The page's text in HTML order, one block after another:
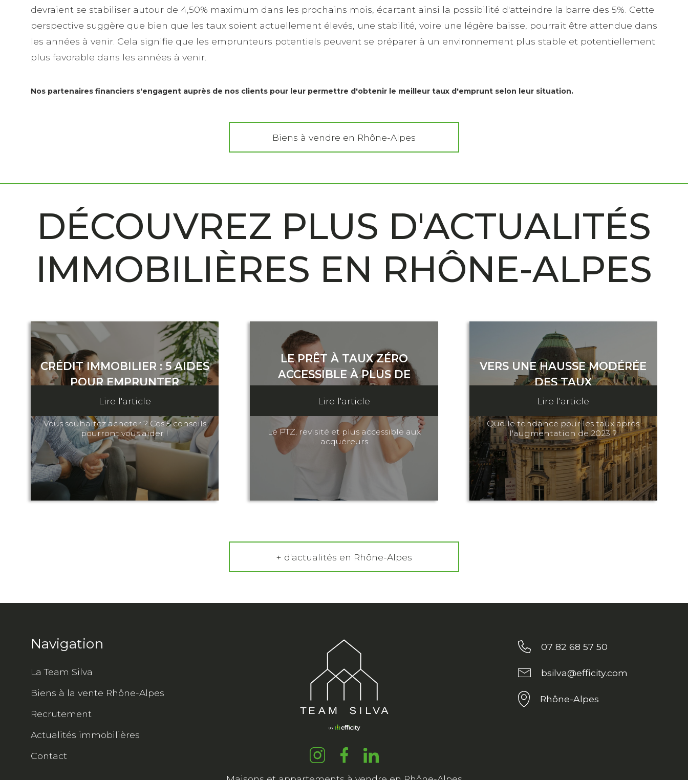
devraient se stabiliser autour de 4,50% maximum dans les prochains mois, écartant ainsi la possibilité d'atteindre la barre des 5%. Cette
perspective suggère que bien que les taux soient actuellement élevés, une stabilité, voire une légère baisse, pourrait être attendue dans
les années à venir. Cela signifie que les emprunteurs potentiels peuvent se préparer à un environnement plus stable et potentiellement
plus favorable dans les années à venir.
Nos partenaires financiers s'engagent auprès de nos clients pour leur permettre d'obtenir le meilleur taux d'emprunt selon leur situation.
Biens à vendre en Rhône-Alpes
DÉCOUVREZ PLUS D'ACTUALITÉS
IMMOBILIÈRES EN RHÔNE-ALPES
CRÉDIT IMMOBILIER : 5 AIDES
POUR EMPRUNTER
3 juillet 2023
Vous souhaitez acheter ? Ces 5 conseils
pourront vous aider !
Lire l'article
LE PRÊT À TAUX ZÉRO
ACCESSIBLE À PLUS DE
Le PTZ, revisité et plus accessible aux
acquéreurs
Lire l'article
VERS UNE HAUSSE MODÉRÉE
DES TAUX
31 Octobre 2023
Quelle tendance pour les taux après
l'augmentation de 2023 ?
Lire l'article
+ d'actualités en Rhône-Alpes
Navigation
La Team Silva
Biens à la vente Rhône-Alpes
Recrutement
Actualités immobilières
Contact
07 82 68 57 50
bsilva@efficity.com
Rhône-Alpes